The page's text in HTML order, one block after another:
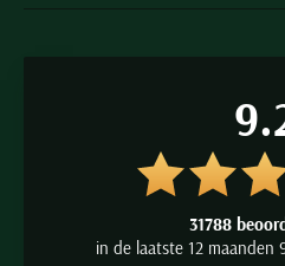
31788
in de laatste 12 maanden